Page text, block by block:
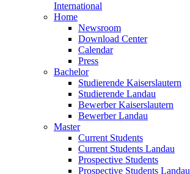
International
Home
Newsroom
Download Center
Calendar
Press
Bachelor
Studierende Kaiserslautern
Studierende Landau
Bewerber Kaiserslautern
Bewerber Landau
Master
Current Students
Current Students Landau
Prospective Students
Prospective Students Landau